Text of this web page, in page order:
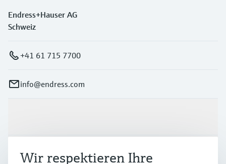
Endress+Hauser AG
Schweiz
+41 61 715 7700
info@endress.com
Branchen
Wir respektieren Ihre